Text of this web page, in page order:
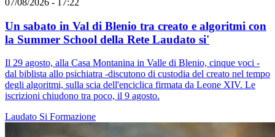
Un sabato in Val di Blenio tra creato e algoritmi con
la Summer School della Rete Laudato si'
Il 29 agosto, alla Casa Montanina in Valle di Blenio, cinque voci -
dal biblista allo psichiatra -discutono di custodia del creato nel tempo
degli algoritmi, sulla scia dell'enciclica firmata da Leone XIV. Le
iscrizioni chiudono tra poco, il 9 agosto.
Laudato Si Formazione